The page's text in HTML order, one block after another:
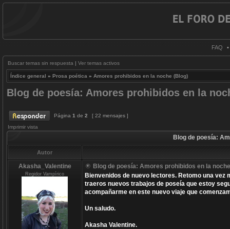
FAQ •
Buscar temas sin respuesta | Ver temas activos
Índice general » Prosa poética » Amores prohibidos en la noche (Blog)
Blog de poesía: Amores prohibidos en la
Página 1 de 2
[ 22 mensajes ]
Imprimir vista
Blog de poesía:
Autor
Akasha_Valentine
Regidor Vampírico
Blog de poesía: Amores prohibidos en la
Bienvenidos de nuevo lectores. Retomo una vez
traeros nuevos trabajos de poseía que estoy
acompañarme en este nuevo viaje que
Un saludo.
Akasha Valentine.